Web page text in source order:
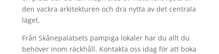
den vackra arkitekturen och dra nytta av det centrala
läget.
Från Skånepalatsets pampiga lokaler har du allt du
behöver inom räckhåll. Kontakta oss idag för att boka